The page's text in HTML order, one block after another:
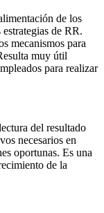
de los
de RR.
mecanismos para
muy útil
para realizar
del resultado
necesarios en
oportunas. Es una
de la